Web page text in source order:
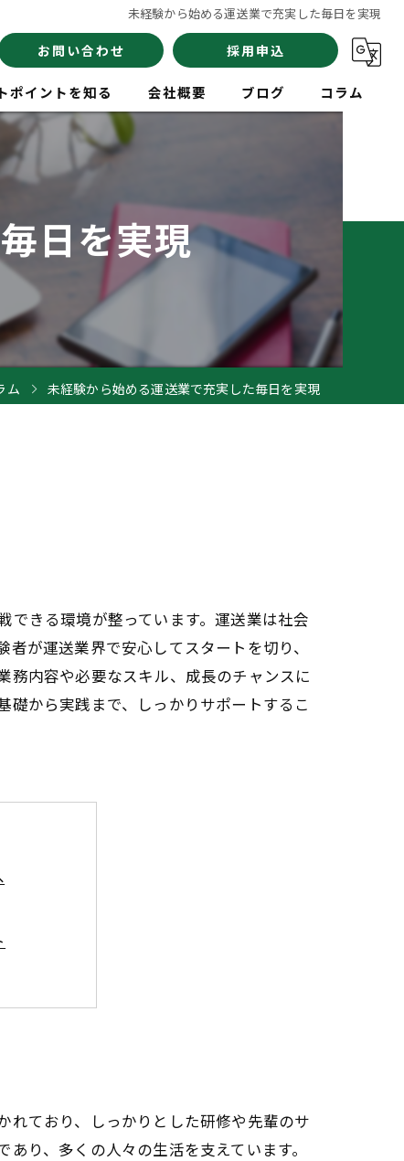
未経験から始める運送業で充実した毎日を実現
お問い合わせ 採用申込
ポイントを知る
バー
会社概要 ブログ コラム
日を実現
ム 未経験から始める運送業で充実した毎日を実現
できる環境が整っています。運送業は社会
が運送業界で安心してスタートを切り、
務内容や必要なスキル、成長のチャンスに
から実践まで、しっかりサポートするこ
法
しよう
れており、しっかりとした研修や先輩のサ
り、多くの人々の生活を支えています。